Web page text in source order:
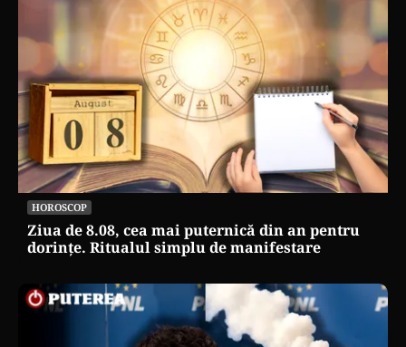
HOROSCOP
Ziua de 8.08, cea mai puternică din an pentru
dorințe. Ritualul simplu de manifestare